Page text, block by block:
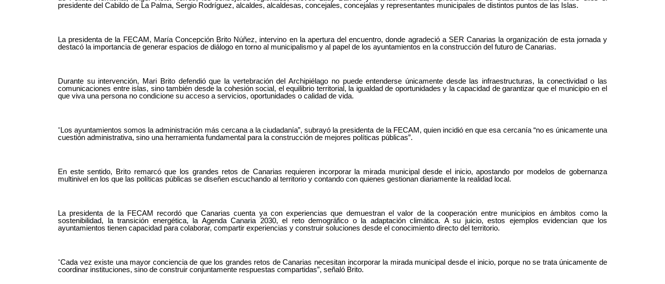
presidente del Cabildo de La Palma, Sergio Rodríguez, alcaldes, alcaldesas, concejales, concejalas y representantes municipales de distintos puntos de las Islas.
La presidenta de la FECAM, María Concepción Brito Núñez, intervino en la apertura del encuentro, donde agradeció a SER Canarias la organización de esta jornada y
destacó la importancia de generar espacios de diálogo en torno al municipalismo y al papel de los ayuntamientos en la construcción del futuro de Canarias.
Durante su intervención, Mari Brito defendió que la vertebración del Archipiélago no puede entenderse únicamente desde las infraestructuras, la conectividad o las
comunicaciones entre islas, sino también desde la cohesión social, el equilibrio territorial, la igualdad de oportunidades y la capacidad de garantizar que el municipio en el
que viva una persona no condicione su acceso a servicios, oportunidades o calidad de vida.
“ Los ayuntamientos somos la administración más cercana a la ciudadanía”, subrayó la presidenta de la FECAM, quien incidió en que esa cercanía “no es únicamente una
cuestión administrativa, sino una herramienta fundamental para la construcción de mejores políticas públicas”.
En este sentido, Brito remarcó que los grandes retos de Canarias requieren incorporar la mirada municipal desde el inicio, apostando por modelos de gobernanza
multinivel en los que las políticas públicas se diseñen escuchando al territorio y contando con quienes gestionan diariamente la realidad local.
La presidenta de la FECAM recordó que Canarias cuenta ya con experiencias que demuestran el valor de la cooperación entre municipios en ámbitos como la
sostenibilidad, la transición energética, la Agenda Canaria 2030, el reto demográfico o la adaptación climática. A su juicio, estos ejemplos evidencian que los
ayuntamientos tienen capacidad para colaborar, compartir experiencias y construir soluciones desde el conocimiento directo del territorio.
“Cada vez existe una mayor conciencia de que los grandes retos de Canarias necesitan incorporar la mirada municipal desde el inicio, porque no se trata únicamente de
coordinar instituciones, sino de construir conjuntamente respuestas compartidas”, señaló Brito.